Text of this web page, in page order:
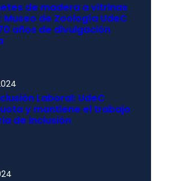
de madera a vitrinas
de Zoología UdeC
años de divulgación
Laboral: UdeC
y mantiene el trabajo
de inclusión